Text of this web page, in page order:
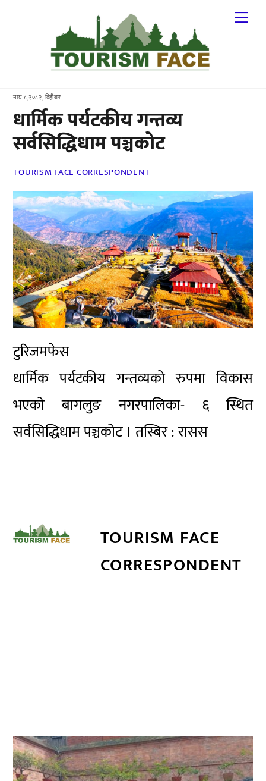
माघ ८,२०८२, बिहीबार
धार्मिक पर्यटकीय गन्तव्य
सर्वसिद्धिधाम पञ्चकोट
TOURISM FACE CORRESPONDENT
टुरिजमफेस
धार्मिक पर्यटकीय गन्तव्यको रुपमा विकास
भएको बागलुङ नगरपालिका- ६ स्थित
सर्वसिद्धिधाम पञ्चकोट । तस्बिर : रासस
TOURISM FACE
CORRESPONDENT